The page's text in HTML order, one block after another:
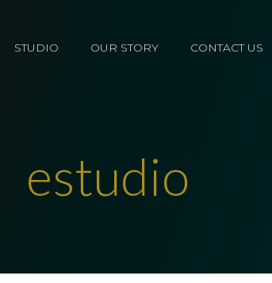
STUDIO OUR STORY CONTACT US
estudio